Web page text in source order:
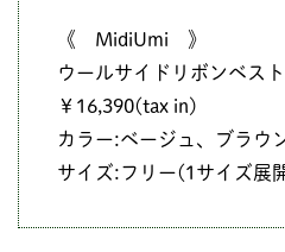
《 MidiUmi 》
ウールサイドリボンベスト
￥16,390(tax in)
カラー:ベージュ、ブラウ
サイズ:フリー(1サイズ展